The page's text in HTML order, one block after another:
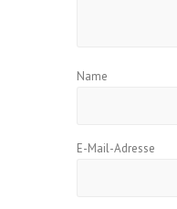
Name
E-Mail-Adresse